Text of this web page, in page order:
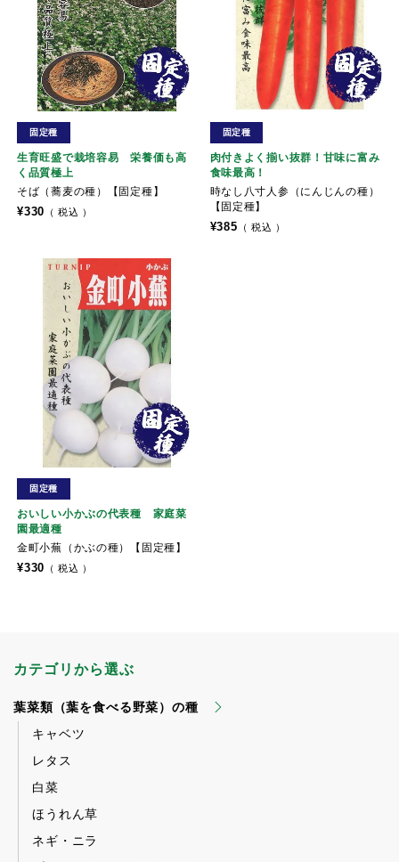
生育旺盛で栽培容易 栄養価も高
く品質極上
そば（蕎麦の種）【固定種】
固定種
¥330 税込
肉付きよく揃い抜群！甘味に富み
食味最高！
時なし八寸人参（にんじんの種）
【固定種】
固定種
¥385 税込
おいしい小かぶの代表種 家庭菜
園最適種
金町小蕪（かぶの種）【固定種】
固定種
¥330 税込
カテゴリから選ぶ
葉菜類（葉を食べる野菜）の種
キャベツ
レタス
白菜
ほうれん草
ネギ・ニラ